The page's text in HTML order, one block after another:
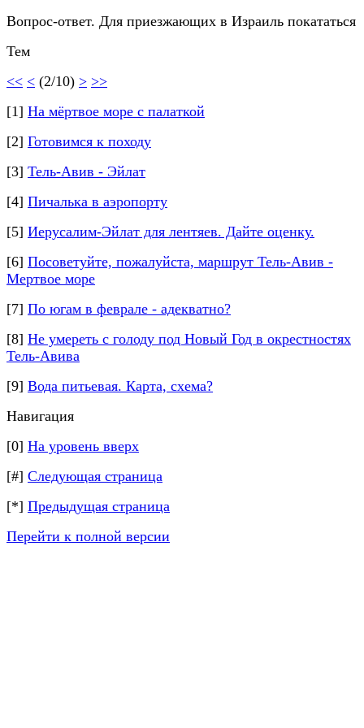
Вопрос-ответ. Для приезжающих в Израиль покататься
Тем
<< < (2/10) > >>
[1] На мёртвое море с палаткой
[2] Готовимся к походу
[3] Тель-Авив - Эйлат
[4] Пичалька в аэропорту
[5] Иерусалим-Эйлат для лентяев. Дайте оценку.
[6] Посоветуйте, пожалуйста, маршрут Тель-Авив -
Мертвое море
[7] По югам в феврале - адекватно?
[8] Не умереть с голоду под Новый Год в окрестностях
Тель-Авива
[9] Вода питьевая. Карта, схема?
Навигация
[0] На уровень вверх
[#] Следующая страница
[*] Предыдущая страница
Перейти к полной версии